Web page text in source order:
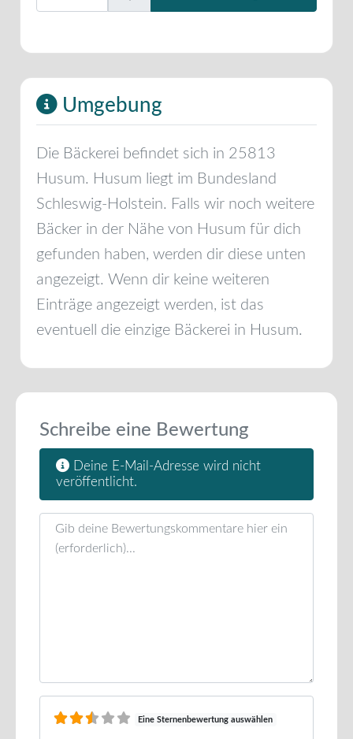
Umgebung
Die Bäckerei befindet sich in 25813
Husum. Husum liegt im Bundesland
Schleswig-Holstein. Falls wir noch weitere
Bäcker in der Nähe von Husum für dich
gefunden haben, werden dir diese unten
angezeigt. Wenn dir keine weiteren
Einträge angezeigt werden, ist das
eventuell die einzige Bäckerei in Husum.
Schreibe eine Bewertung
Deine E-Mail-Adresse wird nicht
veröffentlicht.
Rezensionstext
Eine Sternenbewertung auswählen